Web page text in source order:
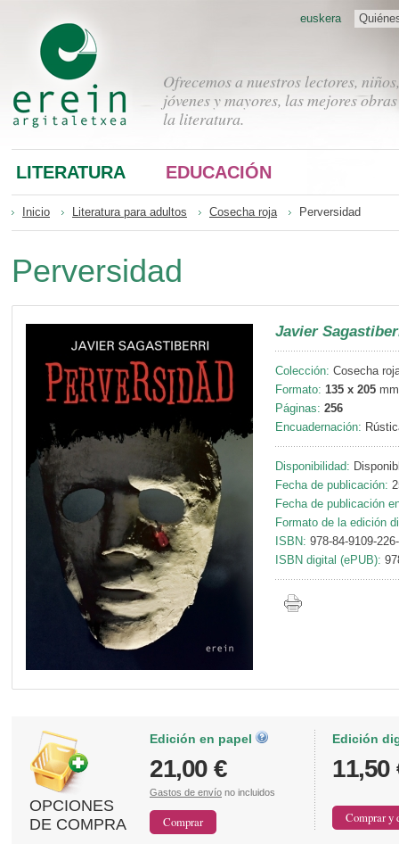
Ofrecemos a nuestros lectores, niños,
jóvenes y mayores, las mejores
la literatura.
euskera
LITERATURA EDUCACIÓN
Inicio Literatura para adultos Cosecha roja Perversidad
Perversidad
Javier
Colección: Cosecha
Formato: 135 x 205 mm
Páginas: 256
Encuadernación:
Disponibilidad:
Fecha de publicación:
Fecha de publicación
Formato de la edición
ISBN: 978-84-9109-
ISBN digital (ePUB):
OPCIONES
DE COMPRA
Edición en papel
21,00 €
Gastos de envío no incluidos
Edición
11,50